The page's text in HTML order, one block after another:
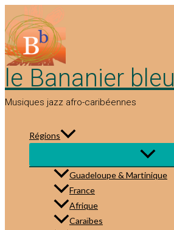
au
contenu
le Bananier bleu
Musiques jazz afro-caribéennes
Régions
Guadeloupe & Martinique
France
Afrique
Caraïbes